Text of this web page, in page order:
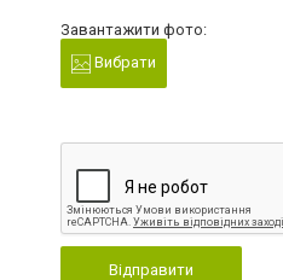
Завантажити фото:
Вибрати
Відправити